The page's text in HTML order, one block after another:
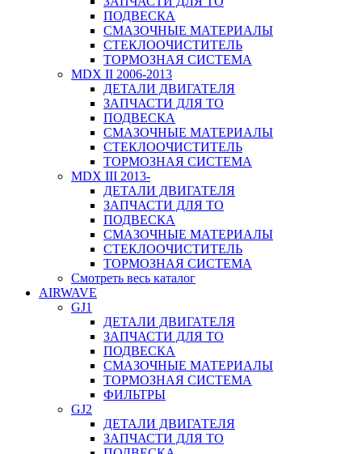
ПОДВЕСКА
СМАЗОЧНЫЕ МАТЕРИАЛЫ
СТЕКЛООЧИСТИТЕЛЬ
ТОРМОЗНАЯ СИСТЕМА
MDX II 2006-2013
ДЕТАЛИ ДВИГАТЕЛЯ
ЗАПЧАСТИ ДЛЯ ТО
ПОДВЕСКА
СМАЗОЧНЫЕ МАТЕРИАЛЫ
СТЕКЛООЧИСТИТЕЛЬ
ТОРМОЗНАЯ СИСТЕМА
MDX III 2013-
ДЕТАЛИ ДВИГАТЕЛЯ
ЗАПЧАСТИ ДЛЯ ТО
ПОДВЕСКА
СМАЗОЧНЫЕ МАТЕРИАЛЫ
СТЕКЛООЧИСТИТЕЛЬ
ТОРМОЗНАЯ СИСТЕМА
Смотреть весь каталог
AIRWAVE
GJ1
ДЕТАЛИ ДВИГАТЕЛЯ
ЗАПЧАСТИ ДЛЯ ТО
ПОДВЕСКА
СМАЗОЧНЫЕ МАТЕРИАЛЫ
ТОРМОЗНАЯ СИСТЕМА
ФИЛЬТРЫ
GJ2
ДЕТАЛИ ДВИГАТЕЛЯ
ЗАПЧАСТИ ДЛЯ ТО